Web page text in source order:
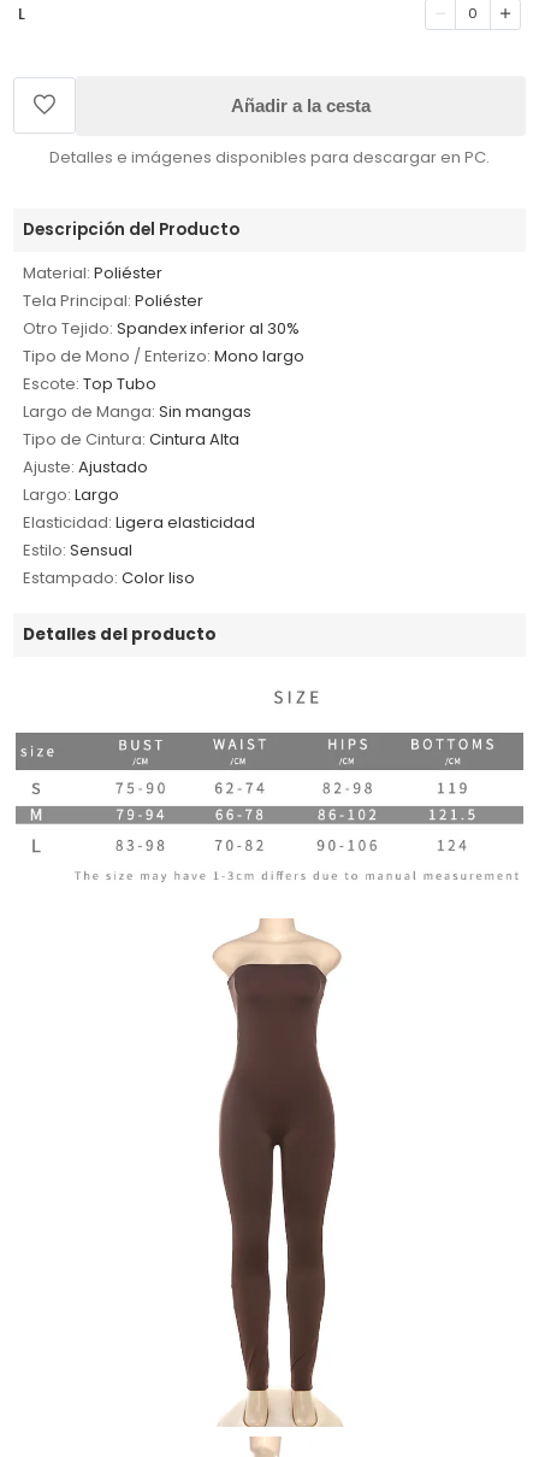
L 0
Añadir a la cesta
Detalles e imágenes disponibles para descargar en PC.
Descripción del Producto
Material: Poliéster
Tela Principal: Poliéster
Otro Tejido: Spandex inferior al 30%
Tipo de Mono / Enterizo: Mono largo
Escote: Top Tubo
Largo de Manga: Sin mangas
Tipo de Cintura: Cintura Alta
Ajuste: Ajustado
Largo: Largo
Elasticidad: Ligera elasticidad
Estilo: Sensual
Estampado: Color liso
Detalles del producto